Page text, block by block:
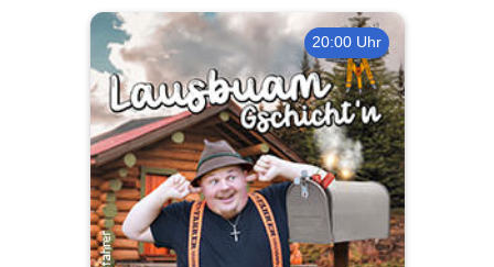
20:00 Uhr